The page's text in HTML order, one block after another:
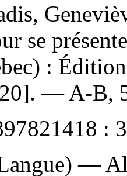
se
:
— A-B,
:
—